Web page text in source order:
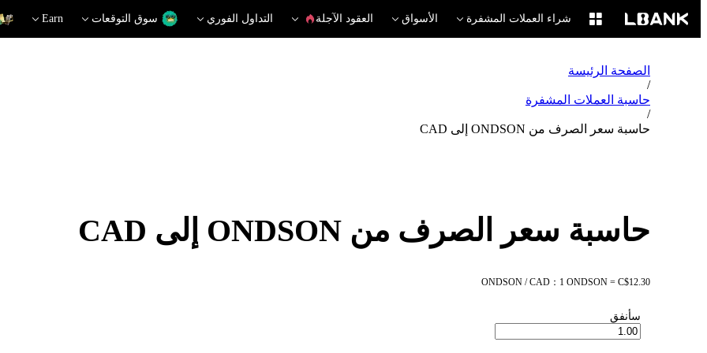
شراء العملات المشفرة الأسواق العقود الآجلة التداول الفوري سوق التوقعات Earn
الصفحة الرئيسة
/
حاسبة العملات المشفرة
/
حاسبة سعر الصرف من ONDSON إلى CAD
حاسبة سعر الصرف من ONDSON إلى CAD
ONDSON / CAD：1 ONDSON = C$12.30
سأنفق